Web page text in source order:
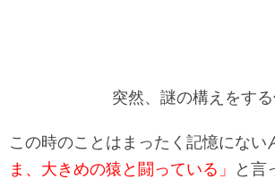
突然、謎の構えをす
この時のことはまったく記憶にない
ま、大きめの猿と闘っている」
と言